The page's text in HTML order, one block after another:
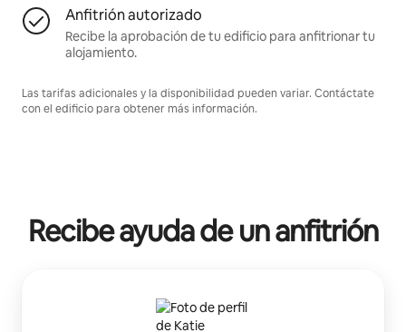
Anfitrión autorizado
Recibe la aprobación de tu edificio para anfitrionar tu
alojamiento.
Las tarifas adicionales y la disponibilidad pueden variar. Contáctate
con el edificio para obtener más información.
Recibe ayuda de un anfitrión